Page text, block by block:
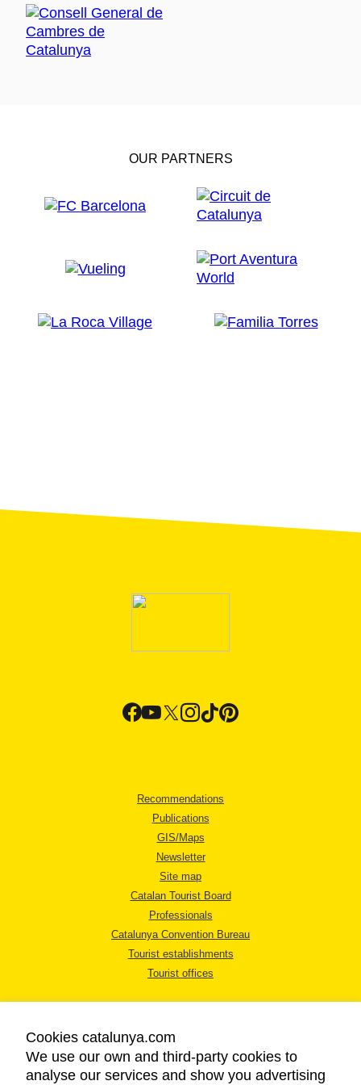
OUR PARTNERS
Recommendations
Publications
GIS/Maps
Newsletter
Site map
Catalan Tourist Board
Professionals
Catalunya Convention Bureau
Tourist establishments
Tourist offices
Cookies catalunya.com
We use our own and third-party cookies to
analyse our services and show you advertising